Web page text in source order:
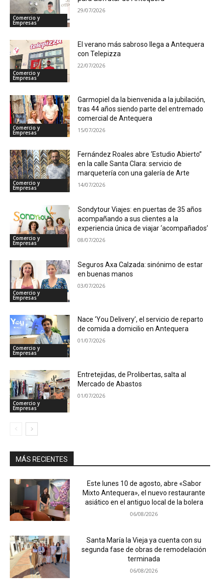
Comercio y
Empresas
29/07/2026
Comercio y
Empresas
El verano más sabroso llega a Antequera
con Telepizza
22/07/2026
Comercio y
Empresas
Garmopiel da la bienvenida a la jubilación,
tras 44 años siendo parte del entremado
comercial de Antequera
15/07/2026
Comercio y
Empresas
Fernández Roales abre ‘Estudio Abierto”
en la calle Santa Clara: servicio de
marquetería con una galería de Arte
14/07/2026
Comercio y
Empresas
Sondytour Viajes: en puertas de 35 años
acompañando a sus clientes a la
experiencia única de viajar ‘acompañados’
08/07/2026
Comercio y
Empresas
Seguros Axa Calzada: sinónimo de estar
en buenas manos
03/07/2026
Comercio y
Empresas
Nace ‘You Delivery’, el servicio de reparto
de comida a domicilio en Antequera
01/07/2026
Comercio y
Empresas
Entretejidas, de Prolibertas, salta al
Mercado de Abastos
01/07/2026
MÁS RECIENTES
Este lunes 10 de agosto, abre «Sabor
Mixto Antequera», el nuevo restaurante
asiático en el antiguo local de la bolera
06/08/2026
Santa María la Vieja ya cuenta con su
segunda fase de obras de remodelación
terminada
06/08/2026